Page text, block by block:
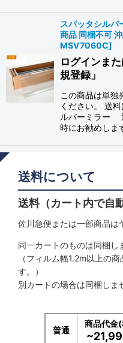
スパッタシル
商品 同梱不可
MSV7060C]
ログインま
規登録」
この商品は単独
ください。 送
ルバーミラー
時にお勧めしま
送料について
送料（カート内で自
佐川急便または一部商品は
同一カートのものは同梱し
（フィルム幅1.2m以上の
す。）
別カートの場合は同梱しま
普通
商品代金